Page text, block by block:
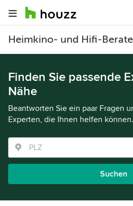
Heimkino- und Hifi-
Finden Sie passende
Nähe
Beantworten Sie ein paar Fragen
Experten, die Ihnen helfen können.
Suchen